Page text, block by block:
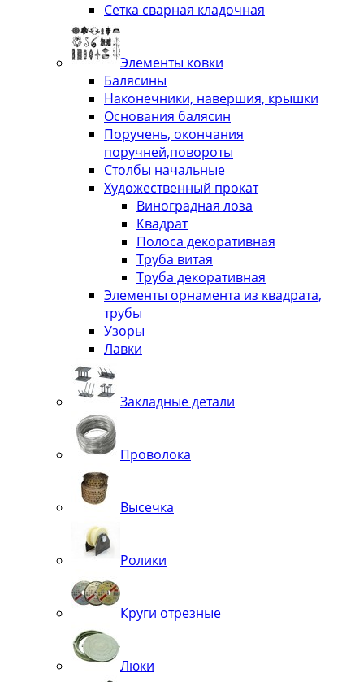
Сетка сварная кладочная
Элементы ковки
Балясины
Наконечники, навершия, крышки
Основания балясин
Поручень, окончания
поручней,повороты
Столбы начальные
Художественный прокат
Виноградная лоза
Квадрат
Полоса декоративная
Труба витая
Труба декоративная
Элементы орнамента из квадрата,
трубы
Узоры
Лавки
Закладные детали
Проволока
Высечка
Ролики
Круги отрезные
Люки